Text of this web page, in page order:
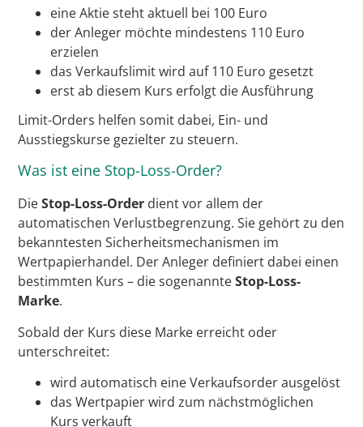
eine Aktie steht aktuell bei 100 Euro
der Anleger möchte mindestens 110 Euro
erzielen
das Verkaufslimit wird auf 110 Euro gesetzt
erst ab diesem Kurs erfolgt die Ausführung
Limit-Orders helfen somit dabei, Ein- und
Ausstiegskurse gezielter zu steuern.
Was ist eine Stop-Loss-Order?
DieStop-Loss-Order dient vor allem der
automatischen Verlustbegrenzung. Sie gehört zu den
bekanntesten Sicherheitsmechanismen im
Wertpapierhandel. Der Anleger definiert dabei einen
bestimmten Kurs – die sogenannteStop-Loss-
Marke.
Sobald der Kurs diese Marke erreicht oder
unterschreitet:
wird automatisch eine Verkaufsorder ausgelöst
das Wertpapier wird zum nächstmöglichen
Kurs verkauft